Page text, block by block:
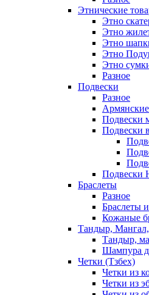
Этнические
Этно
Этно
Этно
Этно
Этно
Разное
Подвески
Разное
Подвески
Подвески
Подвески
Браслеты
Разное
Браслеты
Кожаные
Тандыр,
Тандыр,
Шампура
Четки (Тзбех)
Четки из
Четки из